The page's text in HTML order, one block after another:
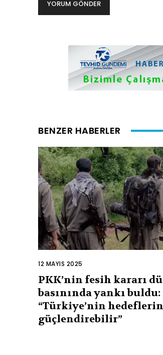
BENZER HABERLER
12 MAYIS 2025
PKK’nin fesih kararı
basınında yankı buldu:
“Türkiye’nin
güçlendirebilir”